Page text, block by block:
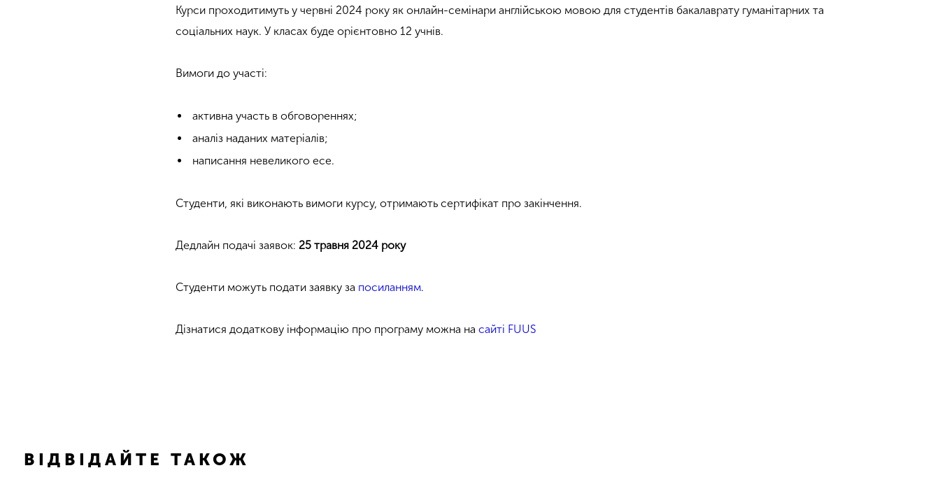
Курси проходитимуть у червні 2024 року як онлайн-семінари англійською мовою для студентів бакалаврату гуманітарних та
соціальних наук. У класах буде орієнтовно 12 учнів.
Вимоги до участі:
активна участь в обговореннях;
аналіз наданих матеріалів;
написання невеликого есе.
Студенти, які виконають вимоги курсу, отримають сертифікат про закінчення.
Дедлайн подачі заявок: 25 травня 2024 року
Студенти можуть подати заявку за посиланням.
Дізнатися додаткову інформацію про програму можна насайті FUUS
ВІДВІДАЙТЕ ТАКОЖ